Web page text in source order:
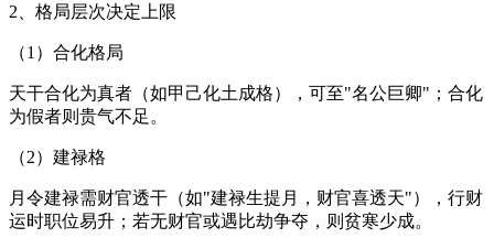
2、格局层次决定上限
（1）合化格局
天干合化为真者（如甲己化土成格），可至"名公巨卿"；合化
为假者则贵气不足。
（2）建禄格
月令建禄需财官透干（如"建禄生提月，财官喜透天"），行财
运时职位易升；若无财官或遇比劫争夺，则贫寒少成。